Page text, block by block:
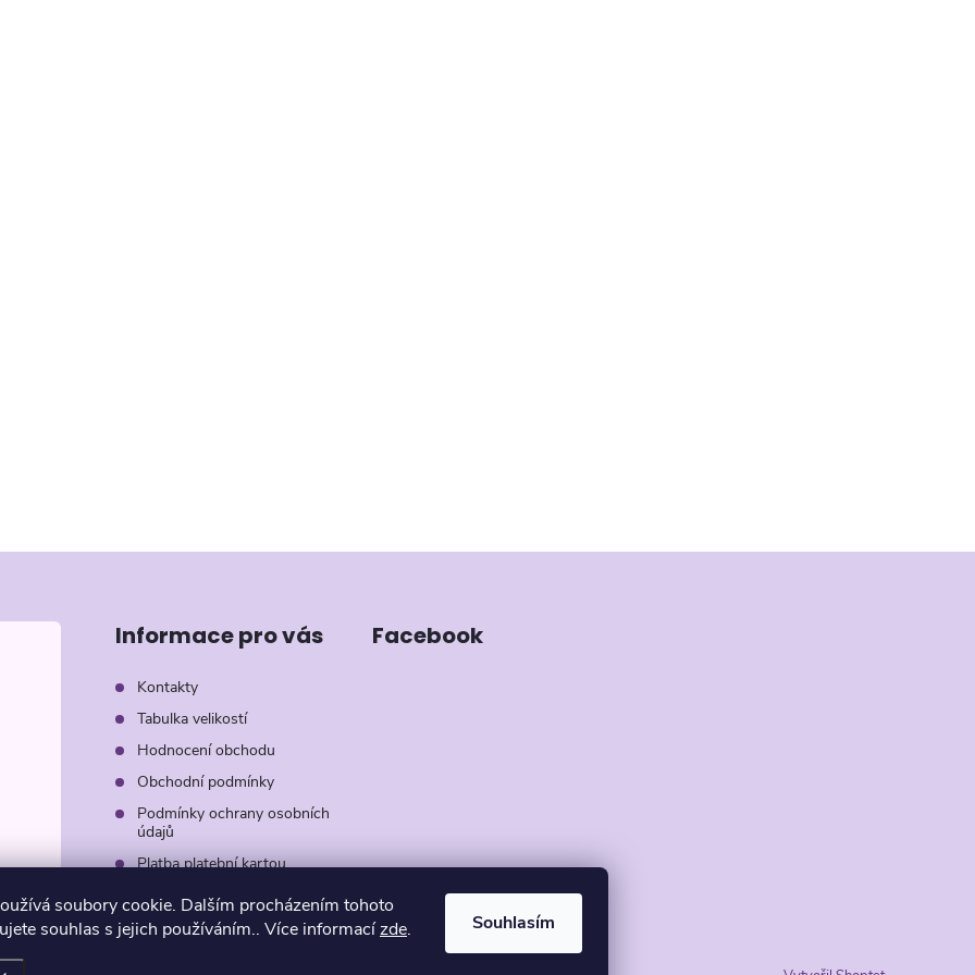
soubory cookie. Dalším procházením tohoto
souhlas s jejich používáním.. Více informacízde. Souhlasím
Informace pro vás
Kontakty
Tabulka velikostí
Hodnocení obchodu
Obchodní podmínky
Podmínky ochrany osobních
údajů
Platba platební kartou
Záruka AVON
Facebook